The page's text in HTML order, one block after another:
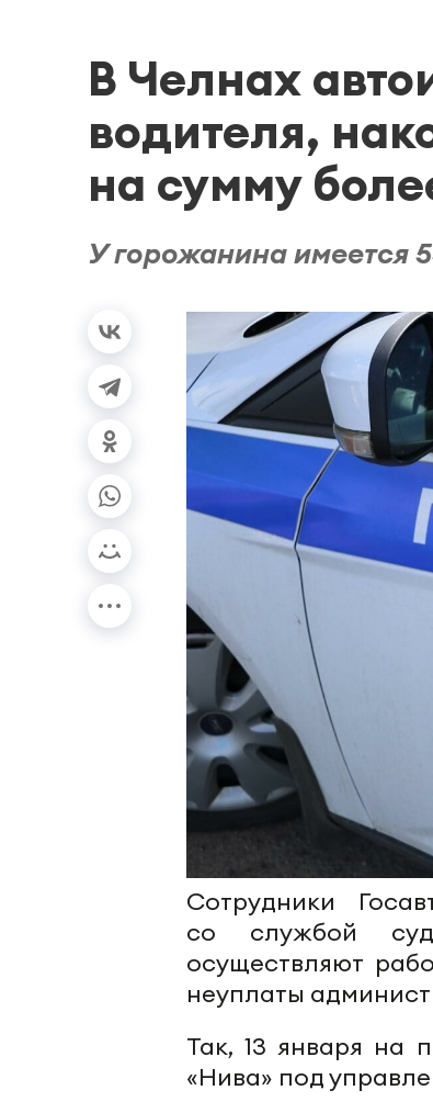
В Челнах
водителя,
на сумму
У горожанина имеется
Сотрудники
со службой
осуществляют
неуплаты
Так, 13 января на
«Нива» под